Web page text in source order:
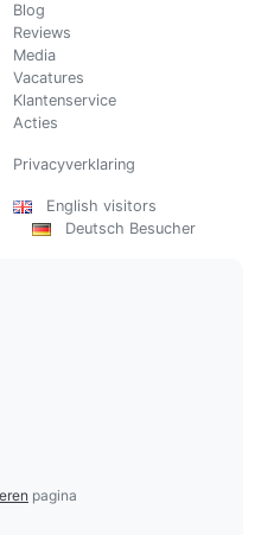
Blog
Reviews
Media
Vacatures
Klantenservice
Acties
Privacyverklaring
English visitors
Deutsch Besucher
pagina